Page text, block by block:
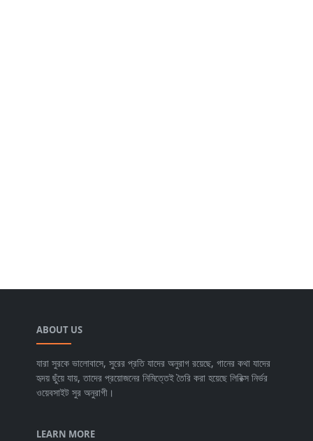
ABOUT US
যারা সুরকে ভালোবাসে, সুরের প্রতি যাদের অনুরাগ রয়েছে, গানের কথা যাদের
হৃদয় ছুঁয়ে যায়, তাদের প্রয়োজনের নিমিত্তেই তৈরি করা হয়েছে লিরিক্স নির্ভর
ওয়েবসাইট সুর অনুরাগী।
LEARN MORE